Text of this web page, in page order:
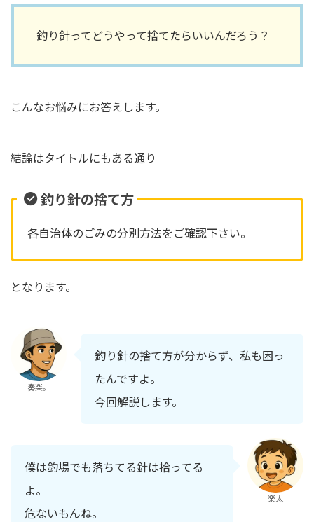
釣り針ってどうやって捨てたらいいんだろう？
こんなお悩みにお答えします。
結論はタイトルにもある通り
釣り針の捨て方
各自治体のごみの分別方法をご確認下さい。
となります。
奏楽。
釣り針の捨て方が分からず、私も困っ
たんですよ。
今回解説します。
僕は釣場でも落ちてる針は拾ってる
よ。
危ないもんね。
楽太